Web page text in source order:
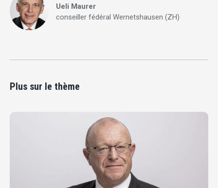
Ueli Maurer
conseiller fédéral Wernetshausen (ZH)
Plus sur le thème